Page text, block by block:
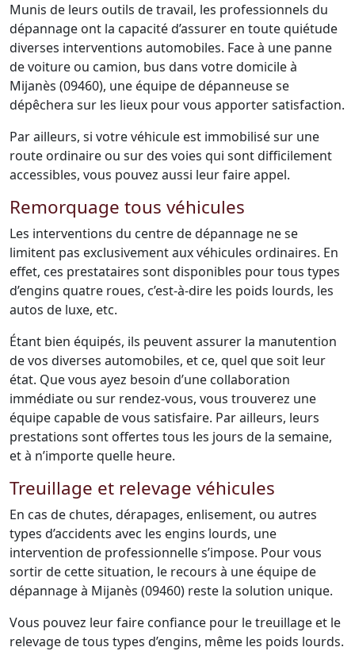
Munis de leurs outils de travail, les professionnels du
dépannage ont la capacité d’assurer en toute quiétude
diverses interventions automobiles. Face à une panne
de voiture ou camion, bus dans votre domicile à
Mijanès (09460), une équipe de dépanneuse se
dépêchera sur les lieux pour vous apporter satisfaction.
Par ailleurs, si votre véhicule est immobilisé sur une
route ordinaire ou sur des voies qui sont difficilement
accessibles, vous pouvez aussi leur faire appel.
Remorquage tous véhicules
Les interventions du centre de dépannage ne se
limitent pas exclusivement aux véhicules ordinaires. En
effet, ces prestataires sont disponibles pour tous types
d’engins quatre roues, c’est-à-dire les poids lourds, les
autos de luxe, etc.
Étant bien équipés, ils peuvent assurer la manutention
de vos diverses automobiles, et ce, quel que soit leur
état. Que vous ayez besoin d’une collaboration
immédiate ou sur rendez-vous, vous trouverez une
équipe capable de vous satisfaire. Par ailleurs, leurs
prestations sont offertes tous les jours de la semaine,
et à n’importe quelle heure.
Treuillage et relevage véhicules
En cas de chutes, dérapages, enlisement, ou autres
types d’accidents avec les engins lourds, une
intervention de professionnelle s’impose. Pour vous
sortir de cette situation, le recours à une équipe de
dépannage à Mijanès (09460) reste la solution unique.
Vous pouvez leur faire confiance pour le treuillage et le
relevage de tous types d’engins, même les poids lourds.